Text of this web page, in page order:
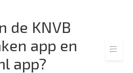
de KNVB
app en
app?